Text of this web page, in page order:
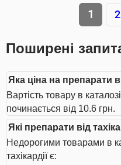
1 2
Поширені
Яка ціна на препарати
Вартість товару в
починається від 10.6 грн.
Які препарати від
Недорогими товарами в
тахікардії є: